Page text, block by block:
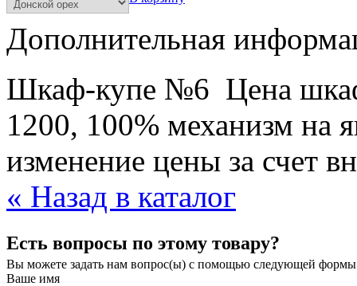
Дополнительная
Шкаф-купе №6 Цена
1200, 100% механизм
изменение цены за счет
« Назад в каталог
Есть вопросы по этому товару?
Вы можете задать нам вопрос(ы) с помощью следующей
Ваше имя